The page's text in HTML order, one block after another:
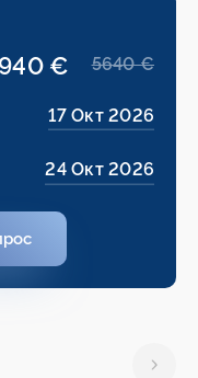
€ 5640 €
17 Окт 2026
24 Окт 2026